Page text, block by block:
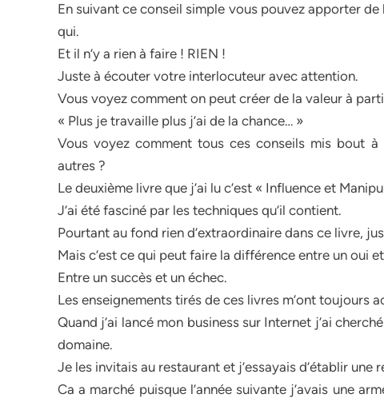
En suivant ce conseil simple vous pouvez apporter
qui.
Et il n’y a rien à faire ! RIEN !
Juste à écouter votre interlocuteur avec attention.
Vous voyez comment on peut créer de la valeur à
« Plus je travaille plus j’ai de la chance… »
Vous voyez comment tous ces conseils mis bout
autres ?
Le deuxième livre que j’ai lu c’est « Influence et
J’ai été fasciné par les techniques qu’il contient.
Pourtant au fond rien d’extraordinaire dans ce livre,
Mais c’est ce qui peut faire la différence entre un oui
Entre un succès et un échec.
Les enseignements tirés de ces livres m’ont toujours
Quand j’ai lancé mon business sur Internet j’ai
domaine.
Je les invitais au restaurant et j’essayais d’établir une
Ca a marché puisque l’année suivante j’avais une